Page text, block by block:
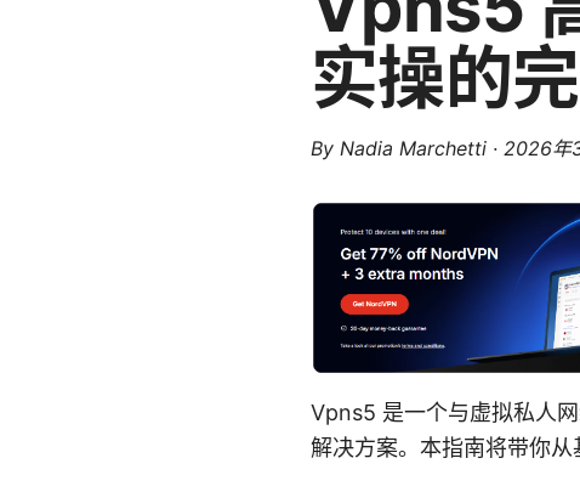
实操的
By Nadia Marchetti · 2026年
Vpns5 是一个与虚拟私人
解决方案。本指南将带你从